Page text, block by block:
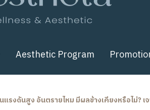
Aesthetic Program
แรงดันสูง อันตรายไหม มีผลข้างเคียงหรือไม่?